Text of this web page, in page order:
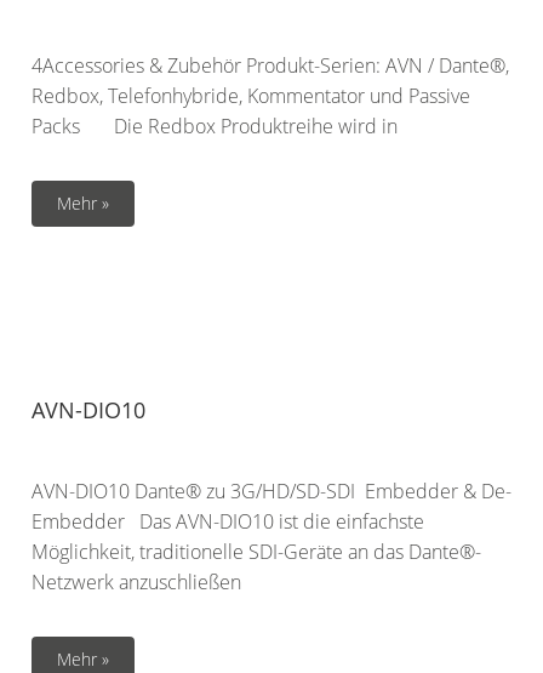
4Accessories & Zubehör Produkt-Serien: AVN / Dante®,
Redbox, Telefonhybride, Kommentator und Passive
Packs Die Redbox Produktreihe wird in
Mehr »
AVN-DIO10
AVN-DIO10 Dante® zu 3G/HD/SD-SDI Embedder & De-
Embedder Das AVN-DIO10 ist die einfachste
Möglichkeit, traditionelle SDI-Geräte an das Dante®-
Netzwerk anzuschließen
Mehr »